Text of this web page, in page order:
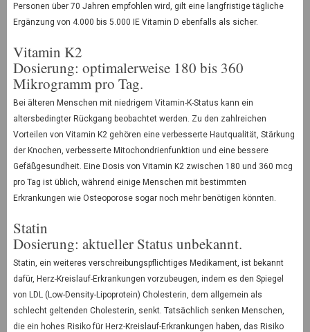
Personen über 70 Jahren empfohlen wird, gilt eine langfristige tägliche
Ergänzung von 4.000 bis 5.000 IE Vitamin D ebenfalls als sicher.
Vitamin K2
Dosierung: optimalerweise 180 bis 360
Mikrogramm pro Tag.
Bei älteren Menschen mit niedrigem Vitamin-K-Status kann ein
altersbedingter Rückgang beobachtet werden. Zu den zahlreichen
Vorteilen von Vitamin K2 gehören eine verbesserte Hautqualität, Stärkung
der Knochen, verbesserte Mitochondrienfunktion und eine bessere
Gefäßgesundheit. Eine Dosis von Vitamin K2 zwischen 180 und 360 mcg
pro Tag ist üblich, während einige Menschen mit bestimmten
Erkrankungen wie Osteoporose sogar noch mehr benötigen könnten.
Statin
Dosierung: aktueller Status unbekannt.
Statin, ein weiteres verschreibungspflichtiges Medikament, ist bekannt
dafür, Herz-Kreislauf-Erkrankungen vorzubeugen, indem es den Spiegel
von LDL (Low-Density-Lipoprotein) Cholesterin, dem allgemein als
schlecht geltenden Cholesterin, senkt. Tatsächlich senken Menschen,
die ein hohes Risiko für Herz-Kreislauf-Erkrankungen haben, das Risiko